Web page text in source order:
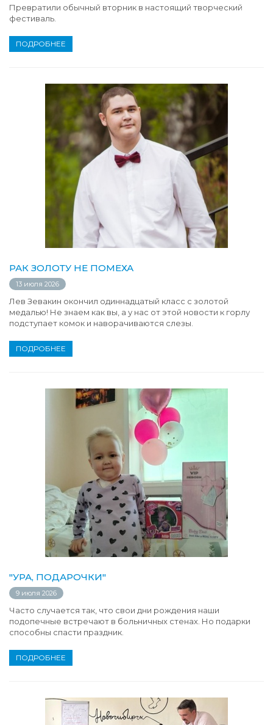
Превратили обычный вторник в настоящий творческий
фестиваль.
ПОДРОБНЕЕ
РАК ЗОЛОТУ НЕ ПОМЕХА
13 июля 2026
Лев Зевакин окончил одиннадцатый класс с золотой
медалью! Не знаем как вы, а у нас от этой новости к горлу
подступает комок и наворачиваются слезы.
ПОДРОБНЕЕ
"УРА, ПОДАРОЧКИ"
9 июля 2026
Часто случается так, что свои дни рождения наши
подопечные встречают в больничных стенах. Но подарки
способны спасти праздник.
ПОДРОБНЕЕ